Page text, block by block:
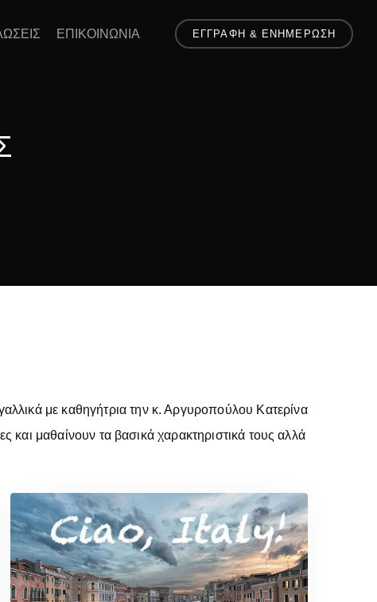
ΕΠΙΚΟΙΝΩΝΙΑ ΕΓΓΡΑΦΗ & ΕΝΗΜΕΡΩΣΗ
με καθηγήτρια την κ. Αργυροπούλου Κατερίνα
και μαθαίνουν τα βασικά χαρακτηριστικά τους αλλά